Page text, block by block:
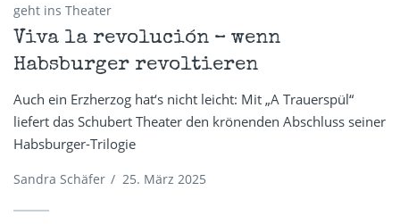
geht ins Theater
Viva la revolución – wenn
Habsburger revoltieren
Auch ein Erzherzog hat‘s nicht leicht: Mit „A Trauerspül“
liefert das Schubert Theater den krönenden Abschluss seiner
Habsburger-Trilogie
Sandra Schäfer / 25. März 2025